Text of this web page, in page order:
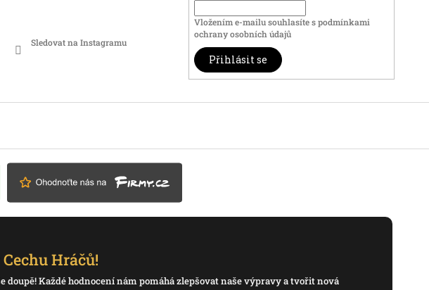
Sledovat na Instagramu
Vložením e-mailu souhlasíte spodmínkami
ochrany osobních údajů
Přihlásit se
Hráčů!
Každé hodnocení nám pomáhá zlepšovat naše výpravy a tvořit nová